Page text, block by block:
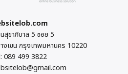
สุขาภิบาล 5 ซอย 5
งเขน กรุงเทพมหานคร 10220
089 499 3822